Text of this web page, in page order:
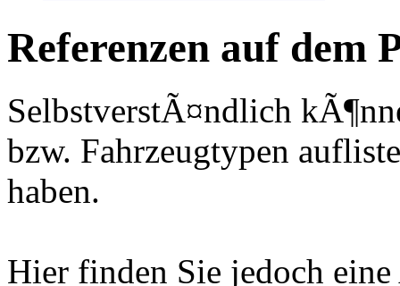
Referenzen auf dem
SelbstverstÃ¤ndlich
bzw. Fahrzeugtypen
haben.
Hier finden Sie jedoch